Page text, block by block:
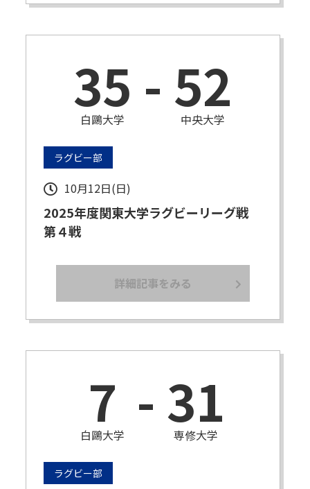
35
白鷗大学 - 52
中央大学
ラグビー部
10月12日(日)
2025年度関東大学ラグビーリーグ戦
第４戦
詳細記事をみる
7
白鷗大学 - 31
専修大学
ラグビー部